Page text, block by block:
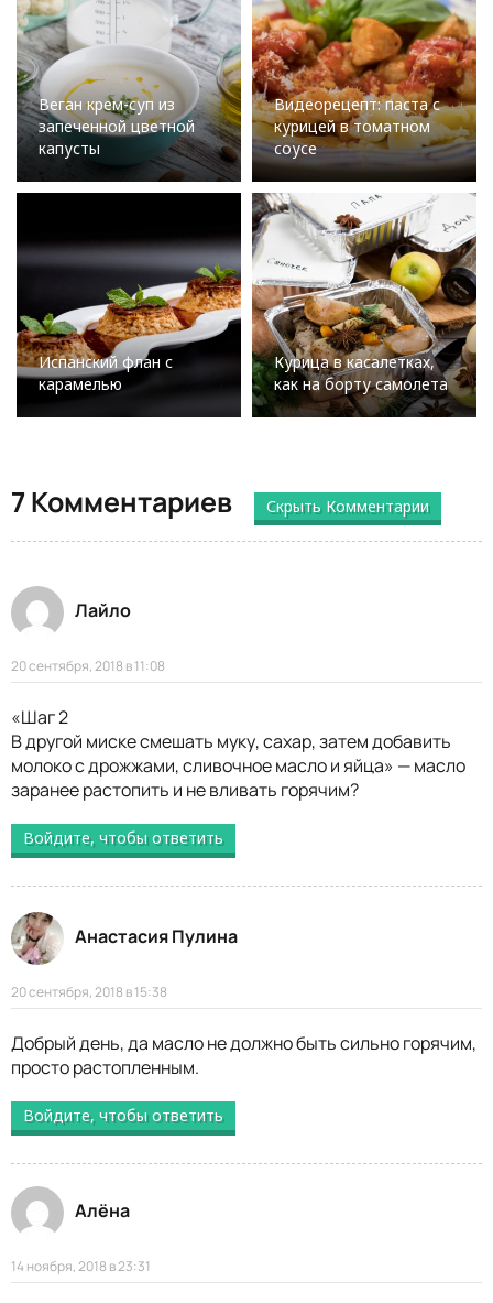
Веган крем-суп из
запеченной цветной
капусты
Видеорецепт: паста с
курицей в томатном
соусе
Испанский флан с
карамелью
Курица в касалетках,
как на борту самолета
7 Комментариев Скрыть Комментарии
Лайло
20 сентября, 2018 в 11:08
«Шаг 2
В другой миске смешать муку, сахар, затем добавить
молоко с дрожжами, сливочное масло и яйца» — масло
заранее растопить и не вливать горячим?
Войдите, чтобы ответить
Анастасия Пулина
20 сентября, 2018 в 15:38
Добрый день, да масло не должно быть сильно горячим,
просто растопленным.
Войдите, чтобы ответить
Алёна
14 ноября, 2018 в 23:31